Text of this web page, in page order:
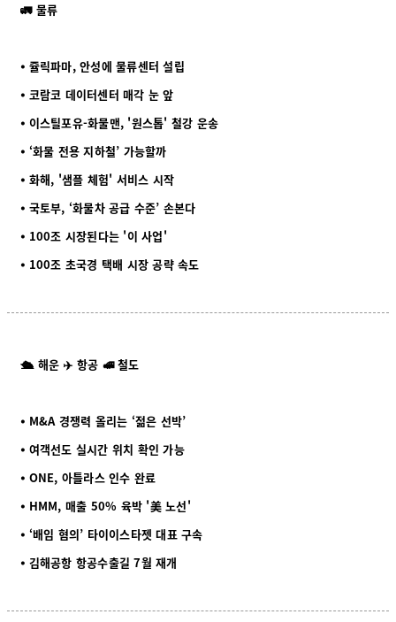
🚛 물류
⦁ 쥴릭파마, 안성에 물류센터 설립
⦁ 코람코 데이터센터 매각 눈 앞
⦁ 이스틸포유-화물맨, '원스톱' 철강 운송
⦁ ‘화물 전용 지하철’ 가능할까
⦁ 화해, '샘플 체험' 서비스 시작
⦁ 국토부, ‘화물차 공급 수준’ 손본다
⦁ 100조 시장된다는 '이 사업'
⦁ 100조 초국경 택배 시장 공략 속도
🛳️ 해운 ✈️ 항공 🚅 철도
⦁ M&A 경쟁력 올리는 ‘젊은 선박’
⦁ 여객선도 실시간 위치 확인 가능
⦁ ONE, 아틀라스 인수 완료
⦁ HMM, 매출 50% 육박 '美 노선'
⦁ ‘배임 혐의’ 타이이스타젯 대표 구속
⦁ 김해공항 항공수출길 7월 재개